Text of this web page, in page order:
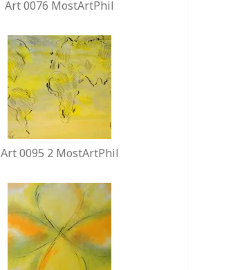
Art 0076 MostArtPhil
Art 0095 2 MostArtPhil